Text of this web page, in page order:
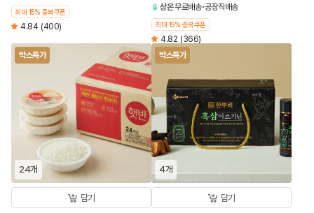
최대 15% 중복쿠폰
4.84 (400)
상온무료배송 공장직배송
최대 15% 중복쿠폰
4.82 (366)
박스특가
24개
담기
박스특가
4개
담기